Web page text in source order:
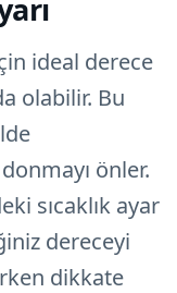
ideal derece
olabilir. Bu
önler.
sıcaklık ayar
dereceyi
dikkate